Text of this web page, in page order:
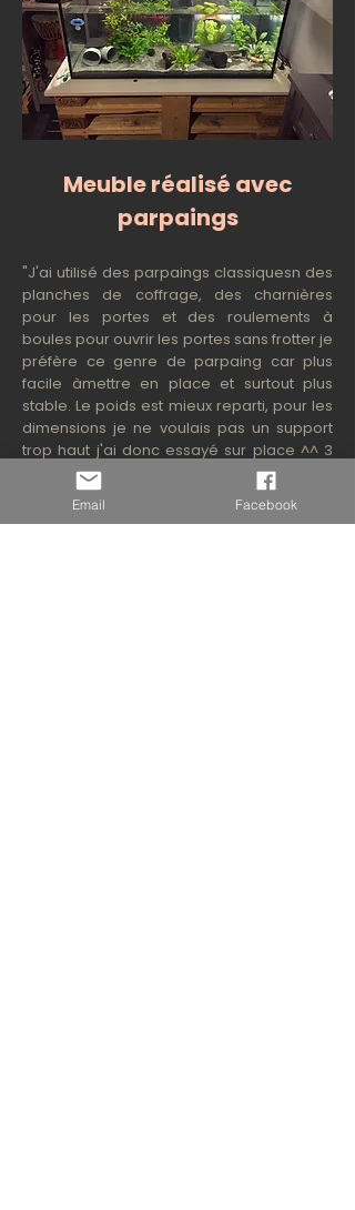
Meuble réalisé avec
parpaings
"J'ai utilisé des parpaings classiquesn des
planches de coffrage, des charnières
pour les portes et des roulements à
boules pour ouvrir les portes sans frotter je
préfère ce genre de parpaing car plus
facile àmettre en place et surtout plus
stable. Le poids est mieux reparti, pour les
dimensions je ne voulais pas un support
trop haut j'ai donc essayé sur place ^^ 3
de haut suffisent je suis a 70cm du sol le
tout soutient parfaitement mon aquarium
de 300L."
Email Facebook